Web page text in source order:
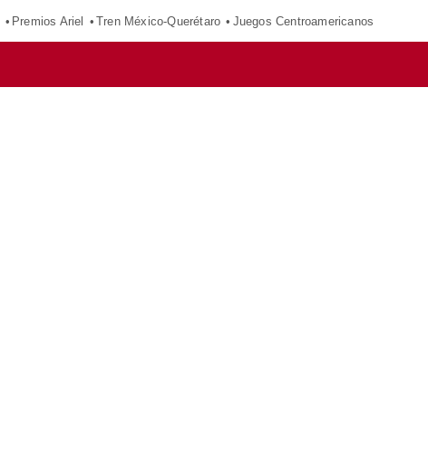
Premios Ariel Tren México-Querétaro Juegos Centroamericanos